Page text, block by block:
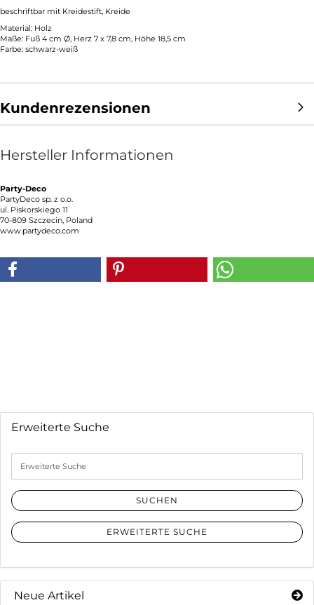
beschriftbar mit Kreidestift, Kreide
Material: Holz
Maße: Fuß 4 cm Ø, Herz 7 x 7,8 cm, Höhe 18,5 cm
Farbe: schwarz-weiß
Kundenrezensionen
Hersteller Informationen
Party-Deco
PartyDeco sp. z o.o.
ul. Piskorskiego 11
70-809 Szczecin, Poland
www.partydeco.com
Erweiterte Suche
Suche
SUCHEN
ERWEITERTE SUCHE
Neue Artikel